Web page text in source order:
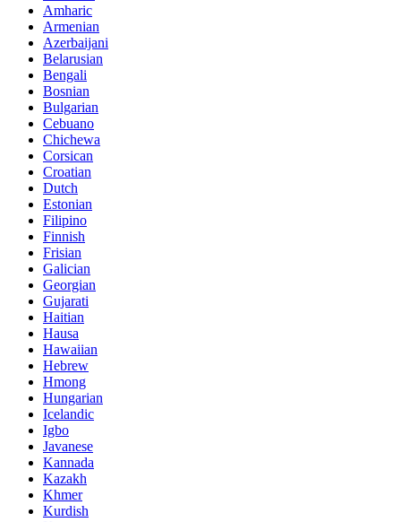
Amharic
Armenian
Azerbaijani
Belarusian
Bengali
Bosnian
Bulgarian
Cebuano
Chichewa
Corsican
Croatian
Dutch
Estonian
Filipino
Finnish
Frisian
Galician
Georgian
Gujarati
Haitian
Hausa
Hawaiian
Hebrew
Hmong
Hungarian
Icelandic
Igbo
Javanese
Kannada
Kazakh
Khmer
Kurdish